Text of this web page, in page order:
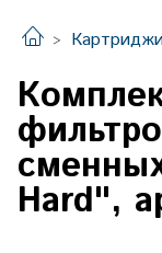
Нard",